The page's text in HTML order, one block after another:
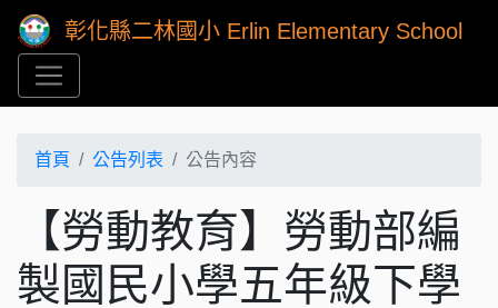
彰化縣二林國小 Erlin Elementary School
首頁 公告列表 公告內容
【勞動教育】勞動部編
製國民小學五年級下學